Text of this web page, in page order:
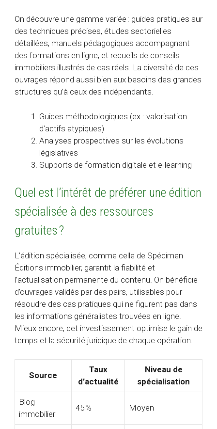
On découvre une gamme variée : guides pratiques sur
des techniques précises, études sectorielles
détaillées, manuels pédagogiques accompagnant
des formations en ligne, et recueils de conseils
immobiliers illustrés de cas réels. La diversité de ces
ouvrages répond aussi bien aux besoins des grandes
structures qu’à ceux des indépendants.
Guides méthodologiques (ex : valorisation
d’actifs atypiques)
Analyses prospectives sur les évolutions
législatives
Supports de formation digitale et e-learning
Quel est l’intérêt de préférer une édition
spécialisée à des ressources
gratuites ?
L’édition spécialisée, comme celle de Spécimen
Éditions immobilier, garantit la fiabilité et
l’actualisation permanente du contenu. On bénéficie
d’ouvrages validés par des pairs, utilisables pour
résoudre des cas pratiques qui ne figurent pas dans
les informations généralistes trouvées en ligne.
Mieux encore, cet investissement optimise le gain de
temps et la sécurité juridique de chaque opération.
Source
Taux
d’actualité
Niveau de
spécialisation
Blog
immobilier
45 % Moyen